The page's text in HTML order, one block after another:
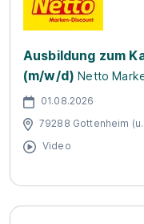
Ausbildung zum
(m/w/d) Netto
01.08.2026
79288 Gottenheim
Video